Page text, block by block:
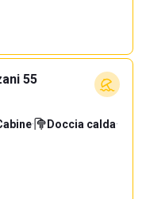
55
· Doccia calda·